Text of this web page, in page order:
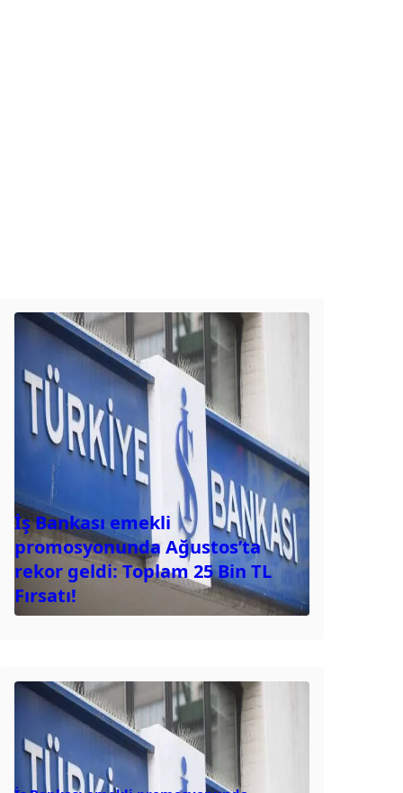
İş Bankası emekli
promosyonunda Ağustos’ta
rekor geldi: Toplam 25 Bin TL
Fırsatı!